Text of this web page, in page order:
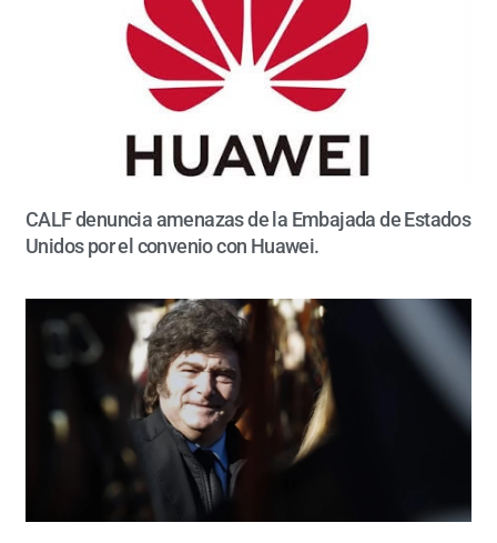
CALF denuncia amenazas de la Embajada de Estados
Unidos por el convenio con Huawei.